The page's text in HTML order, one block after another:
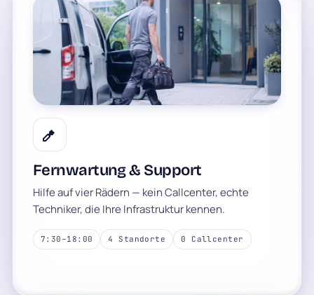
Fernwartung & Support
Hilfe auf vier Rädern — kein Callcenter, echte
Techniker, die Ihre Infrastruktur kennen.
7:30–18:00 4 Standorte 0 Callcenter